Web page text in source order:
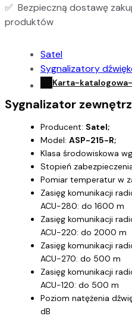
✅ Bezpieczną dostawę
produktów
Satel
Sygnalizatory
Karta-katalogowa-
Sygnalizator
Producent: Satel;
Model: ASP-215-R;
Klasa środowiskowa
Stopień
Pomiar temperatur w
Zasięg komunikacji
ACU-280: do 1600 m
Zasięg komunikacji
ACU-220: do 2000 m
Zasięg komunikacji
ACU-270: do 500 m
Zasięg komunikacji
ACU-120: do 500 m
Poziom natężenia
dB